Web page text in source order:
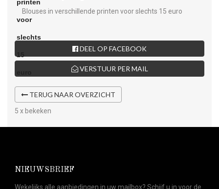
Blouses in verschillende printen voor slechts 15 euro
DEEL OP FACEBOOK
VERSTUUR PER MAIL
TERUG NAAR OVERZICHT
5 x bekeken
NIEUWSBRIEF
Wekelijks alle aanbiedingen in uw mailbox? Schijf u in voor de